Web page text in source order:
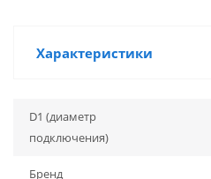
Характеристики
D1 (диаметр
подключения)
Бренд